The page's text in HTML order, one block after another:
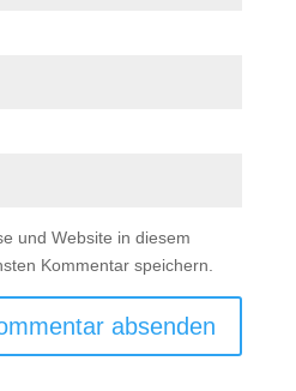
und Website in diesem
Kommentar speichern.